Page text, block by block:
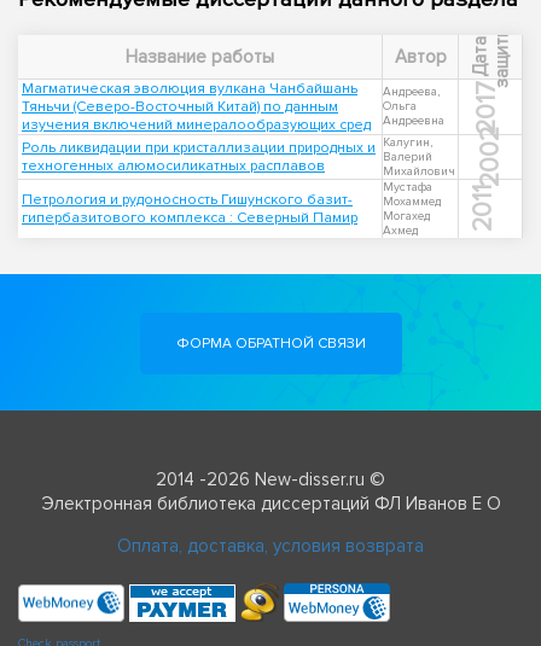
Название работы Автор Д
а
т
а
з
а
щ
и
т ы
Магматическая эволюция вулкана Чанбайшань
Тяньчи (Северо-Восточный Китай) по данным
изучения включений минералообразующих сред
Андреева,
Ольга
Андреевна
2017
Роль ликвидации при кристаллизации природных и
техногенных алюмосиликатных расплавов
Калугин,
Валерий
Михайлович
2002
Петрология и рудоносность Гишунского базит-
гипербазитового комплекса : Северный Памир
Мустафа
Мохаммед
Могахед
Ахмед
2011
ФОРМА ОБРАТНОЙ СВЯЗИ
2014 -2026 New-disser.ru ©
Электронная библиотека диссертаций ФЛ Иванов Е О
Оплата, доставка, условия возврата